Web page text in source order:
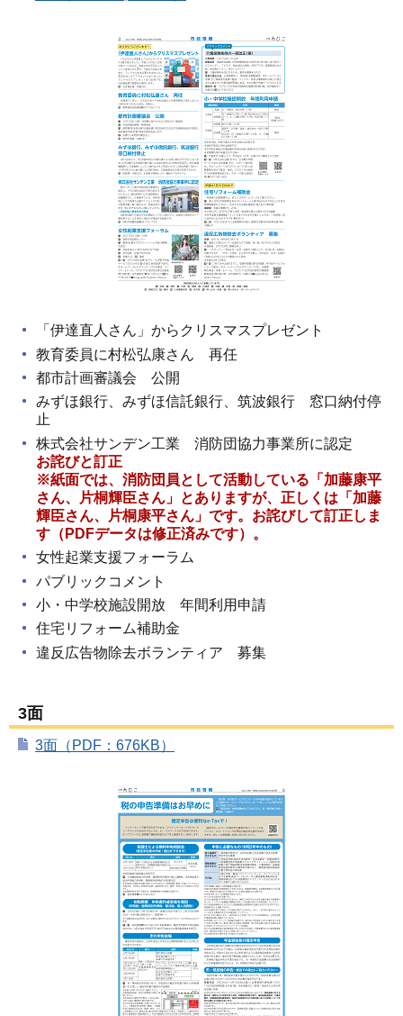
「伊達直人さん」からクリスマスプレゼント
教育委員に村松弘康さん 再任
都市計画審議会 公開
みずほ銀行、みずほ信託銀行、筑波銀行 窓口納付停
止
株式会社サンデン工業 消防団協力事業所に認定
お詫びと訂正
※紙面では、消防団員として活動している「加藤康平
さん、片桐輝臣さん」とありますが、正しくは「加藤
輝臣さん、片桐康平さん」です。お詫びして訂正しま
す（PDFデータは修正済みです）。
女性起業支援フォーラム
パブリックコメント
小・中学校施設開放 年間利用申請
住宅リフォーム補助金
違反広告物除去ボランティア 募集
3面
3面（PDF：676KB）